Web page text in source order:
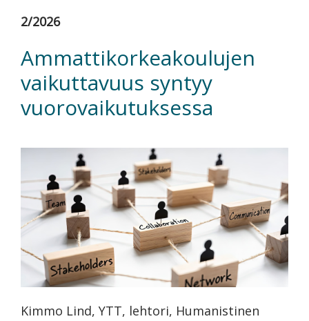
viestittää
tutkimus-,
kehittämis-
innovaatiotoiminnasta
ammattikorkeakoulutusta
koskevasta
tutkimuksesta
kaikille
kiinnostuneille.
2/2026
Ammattikorkeakoulujen
vaikuttavuus syntyy
vuorovaikutuksessa
Kimmo Lind, YTT, lehtori, Humanistinen